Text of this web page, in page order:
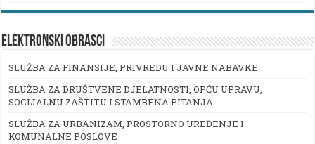
ELEKTRONSKI OBRASCI
SLUŽBA ZA FINANSIJE, PRIVREDU I JAVNE NABAVKE
SLUŽBA ZA DRUŠTVENE DJELATNOSTI, OPĆU UPRAVU,
SOCIJALNU ZAŠTITU I STAMBENA PITANJA
SLUŽBA ZA URBANIZAM, PROSTORNO UREĐENJE I
KOMUNALNE POSLOVE